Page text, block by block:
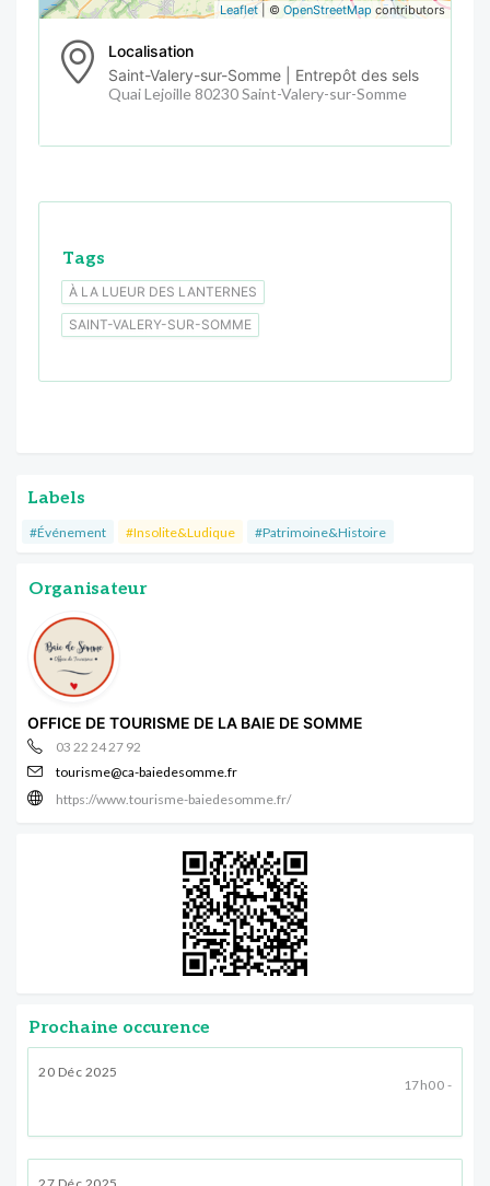
Leaflet| © OpenStreetMap contributors
Localisation
Saint-Valery-sur-Somme | Entrepôt des sels
Quai Lejoille 80230 Saint-Valery-sur-Somme
Tags
À LA LUEUR DES LANTERNES
SAINT-VALERY-SUR-SOMME
Labels
#Événement #Insolite&Ludique #Patrimoine&Histoire
Organisateur
OFFICE DE TOURISME DE LA BAIE DE SOMME
03 22 24 27 92
tourisme@ca-baiedesomme.fr
https://www.tourisme-baiedesomme.fr/
Prochaine occurence
20 Déc 2025
17h00 -